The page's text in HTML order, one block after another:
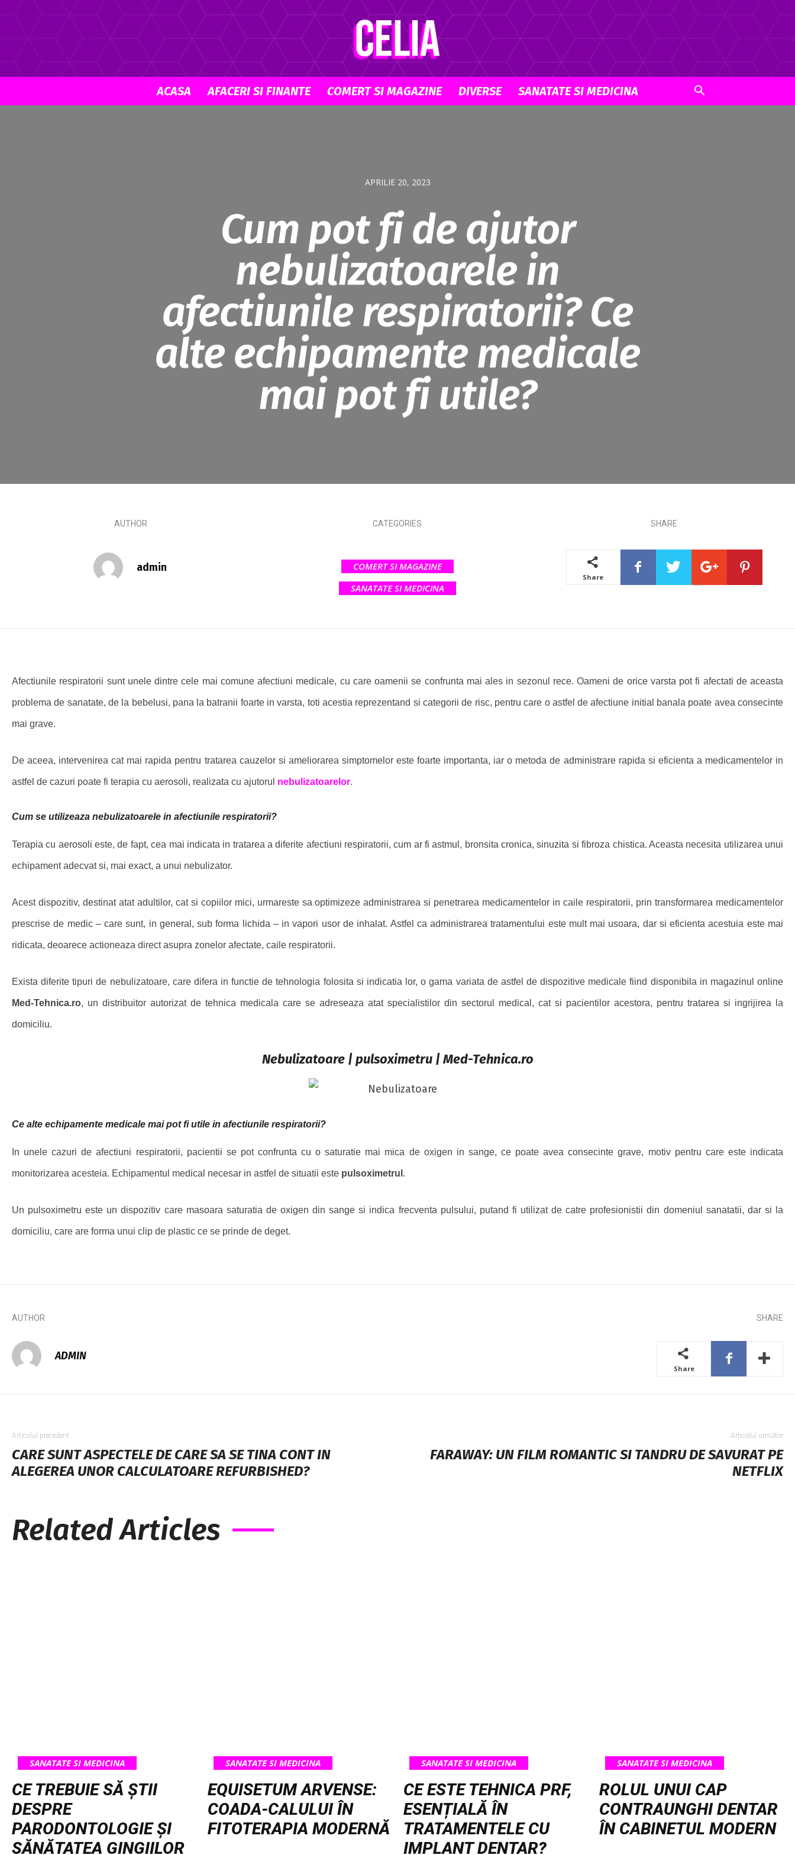
ACASA AFACERI SI FINANTE COMERT SI MAGAZINE DIVERSE SANATATE SI MEDICINA
APRILIE 20, 2023
Cum pot fi de ajutor
nebulizatoarele in
afectiunile respiratorii? Ce
alte echipamente medicale
mai pot fi utile?
AUTHOR
admin
CATEGORIES
COMERT SI MAGAZINE
SANATATE SI MEDICINA
SHARE
Share
Afectiunile respiratorii sunt unele dintre cele mai comune afectiuni medicale, cu care oamenii se confrunta mai ales in sezonul rece. Oameni de orice varsta pot fi afectati de aceasta
problema de sanatate, de la bebelusi, pana la batranii foarte in varsta, toti acestia reprezentand si categorii de risc, pentru care o astfel de afectiune initial banala poate avea consecinte
mai grave.
De aceea, intervenirea cat mai rapida pentru tratarea cauzelor si ameliorarea simptomelor este foarte importanta, iar o metoda de administrare rapida si eficienta a medicamentelor in
astfel de cazuri poate fi terapia cu aerosoli, realizata cu ajutorul nebulizatoarelor.
Cum se utilizeaza nebulizatoarele in afectiunile respiratorii?
Terapia cu aerosoli este, de fapt, cea mai indicata in tratarea a diferite afectiuni respiratorii, cum ar fi astmul, bronsita cronica, sinuzita si fibroza chistica. Aceasta necesita utilizarea unui
echipament adecvat si, mai exact, a unui nebulizator.
Acest dispozitiv, destinat atat adultilor, cat si copiilor mici, urmareste sa optimizeze administrarea si penetrarea medicamentelor in caile respiratorii, prin transformarea medicamentelor
prescrise de medic – care sunt, in general, sub forma lichida – in vapori usor de inhalat. Astfel ca administrarea tratamentului este mult mai usoara, dar si eficienta acestuia este mai
ridicata, deoarece actioneaza direct asupra zonelor afectate, caile respiratorii.
Exista diferite tipuri de nebulizatoare, care difera in functie de tehnologia folosita si indicatia lor, o gama variata de astfel de dispozitive medicale fiind disponibila in magazinul online
Med-Tehnica.ro, un distribuitor autorizat de tehnica medicala care se adreseaza atat specialistilor din sectorul medical, cat si pacientilor acestora, pentru tratarea si ingrijirea la
domiciliu.
Nebulizatoare | pulsoximetru | Med-Tehnica.ro
Ce alte echipamente medicale mai pot fi utile in afectiunile respiratorii?
In unele cazuri de afectiuni respiratorii, pacientii se pot confrunta cu o saturatie mai mica de oxigen in sange, ce poate avea consecinte grave, motiv pentru care este indicata
monitorizarea acesteia. Echipamentul medical necesar in astfel de situatii este pulsoximetrul .
Un pulsoximetru este un dispozitiv care masoara saturatia de oxigen din sange si indica frecventa pulsului, putand fi utilizat de catre profesionistii din domeniul sanatatii, dar si la
domiciliu, care are forma unui clip de plastic ce se prinde de deget.
AUTHOR
ADMIN
SHARE
Share
Articolul precedent
CARE SUNT ASPECTELE DE CARE SA SE TINA CONT IN
ALEGEREA UNOR CALCULATOARE REFURBISHED?
Articolul următor
FARAWAY: UN FILM ROMANTIC SI TANDRU DE SAVURAT PE
NETFLIX
Related Articles
SANATATE SI MEDICINA
CE TREBUIE SĂ ȘTII
DESPRE
PARODONTOLOGIE ȘI
SĂNĂTATEA GINGIILOR
SANATATE SI MEDICINA
EQUISETUM ARVENSE:
COADA-CALULUI ÎN
FITOTERAPIA MODERNĂ
SANATATE SI MEDICINA
CE ESTE TEHNICA PRF,
ESENȚIALĂ ÎN
TRATAMENTELE CU
IMPLANT DENTAR?
SANATATE SI MEDICINA
ROLUL UNUI CAP
CONTRAUNGHI DENTAR
ÎN CABINETUL MODERN